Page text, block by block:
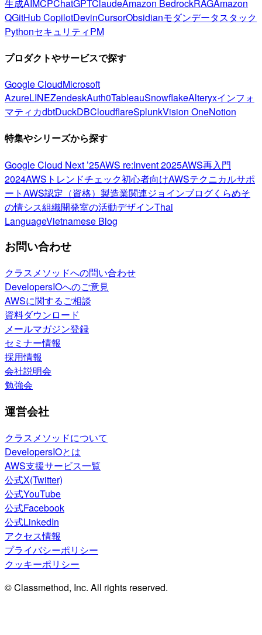
生成AI MCPChatGPTClaudeAmazon BedrockRAGAmazon
QGitHub CopilotDevinCursorObsidianモダンデータスタック
PythonセキュリティPM
プロダクトやサービスで探す
Google CloudMicrosoft
AzureLINEZendeskAuth0TableauSnowflakeAlteryxインフォ
マティカdbtDuckDBCloudflareSplunkVision OneNotion
特集やシリーズから探す
Google Cloud Next ’25AWS re:Invent 2025AWS再入門
2024AWSトレンドチェック初心者向けAWSテクニカルサポ
ートAWS認定（資格） 製造業関連ジョインブログくらめそ
の情シス組織開発室の活動デザインThai
LanguageVietnamese Blog
お問い合わせ
クラスメソッドへの問い合わせ
DevelopersIOへのご意見
AWSに関するご相談
資料ダウンロード
メールマガジン登録
セミナー情報
採用情報
会社説明会
勉強会
運営会社
クラスメソッドについて
DevelopersIOとは
AWS支援サービス一覧
公式X(Twitter)
公式YouTube
公式Facebook
公式LinkedIn
アクセス情報
プライバシーポリシー
クッキーポリシー
© Classmethod, Inc. All rights reserved.